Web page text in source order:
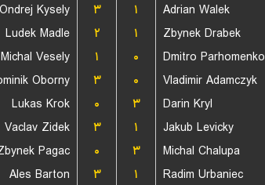
Ondrej Kysely
۳ ۱ Adrian Walek
Ludek Madle
۲ ۱ Zbynek Drabek
Michal Vesely
۱ ۰ Dmitro Parhomenko
Oborny
۳ ۰ Vladimir Adamczyk
Lukas Krok
۰ ۳ Darin Kryl
Vaclav Zidek
۳ ۱ Jakub Levicky
Pagac
۰ ۳ Michal Chalupa
Ales Barton
۳ ۱ Radim Urbaniec